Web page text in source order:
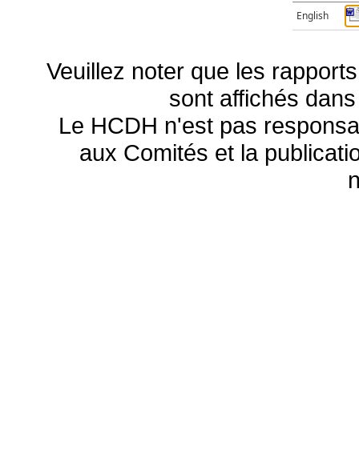
English
Veuillez noter que les
sont affichés
Le HCDH n'est pas
aux Comités et la